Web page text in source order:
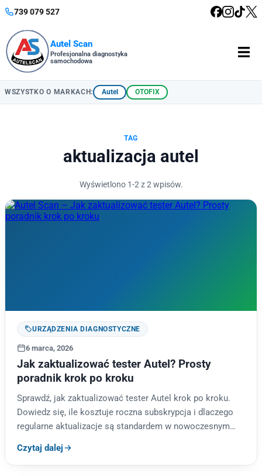
739 079 527
Autel Scan
Profesjonalna diagnostyka
samochodowa
WSZYSTKO O MARKACH: Autel OTOFIX
TAG
aktualizacja autel
Wyświetlono 1-2 z 2 wpisów.
URZĄDZENIA DIAGNOSTYCZNE
6 marca, 2026
Jak zaktualizować tester Autel? Prosty
poradnik krok po kroku
Sprawdź, jak zaktualizować tester Autel krok po kroku.
Dowiedz się, ile kosztuje roczna subskrypcja i dlaczego
regularne aktualizacje są standardem w nowoczesnym
Czytaj dalej